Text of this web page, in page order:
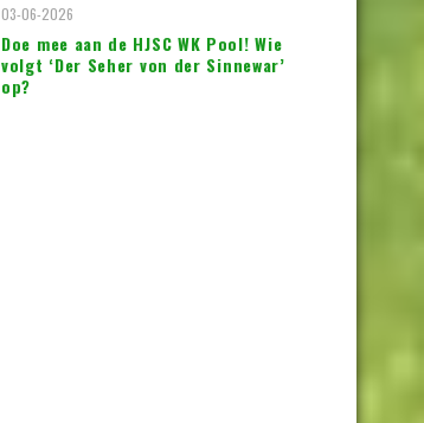
Doe mee aan de HJSC WK Pool! Wie
volgt ‘Der Seher von der Sinnewar’
op?
03-06-2026